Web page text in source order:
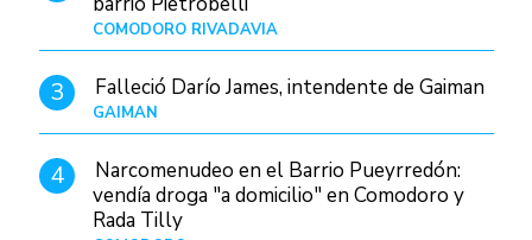
COMODORO RIVADAVIA
3 Falleció Darío James, intendente de Gaiman
GAIMAN
4
Narcomenudeo en el Barrio Pueyrredón:
vendía droga "a domicilio" en Comodoro y
Rada Tilly